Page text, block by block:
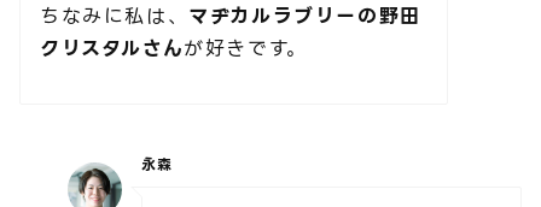
ちなみに私は、 マヂカルラブリーの野田
クリスタルさんが好きです。
永森